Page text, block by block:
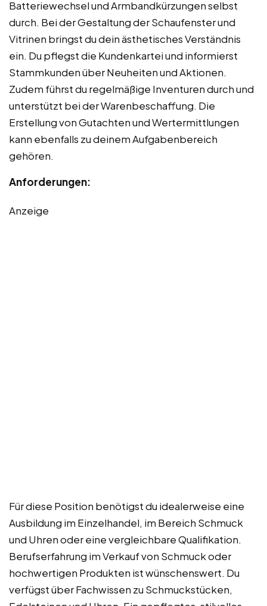
Batteriewechsel und Armbandkürzungen selbst
durch. Bei der Gestaltung der Schaufenster und
Vitrinen bringst du dein ästhetisches Verständnis
ein. Du pflegst die Kundenkartei und informierst
Stammkunden über Neuheiten und Aktionen.
Zudem führst du regelmäßige Inventuren durch und
unterstützt bei der Warenbeschaffung. Die
Erstellung von Gutachten und Wertermittlungen
kann ebenfalls zu deinem Aufgabenbereich
gehören.
Anforderungen:
Anzeige
Für diese Position benötigst du idealerweise eine
Ausbildung im Einzelhandel, im Bereich Schmuck
und Uhren oder eine vergleichbare Qualifikation.
Berufserfahrung im Verkauf von Schmuck oder
hochwertigen Produkten ist wünschenswert. Du
verfügst über Fachwissen zu Schmuckstücken,